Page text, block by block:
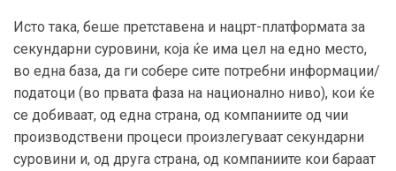
Исто така, беше претставена и нацрт-платформата за
секундарни суровини, која ќе има цел на едно место,
во една база, да ги собере сите потребни информации/
податоци (во првата фаза на национално ниво), кои ќе
се добиваат, од една страна, од компаниите од чии
производствени процеси произлегуваат секундарни
суровини и, од друга страна, од компаниите кои бараат